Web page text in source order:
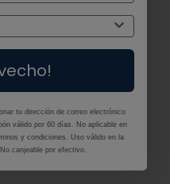
tu dirección de correo electrónico
válido por 60 días. No aplicable en
y condiciones. Uso válido en la
canjeable por efectivo.